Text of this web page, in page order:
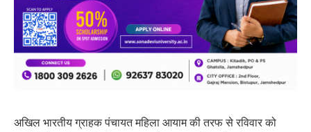
अखिल भारतीय ग्राहक पंचायत महिला आयाम की तरफ से रविवार को